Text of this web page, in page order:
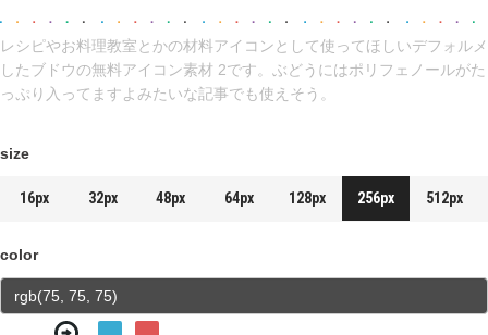
レシピやお料理教室とかの材料アイコンとして使ってほしいデフォルメ
したブドウの無料アイコン素材 2です。ぶどうにはポリフェノールがた
っぷり入ってますよみたいな記事でも使えそう。
size
16px 32px 48px 64px 128px 256px 512px
color